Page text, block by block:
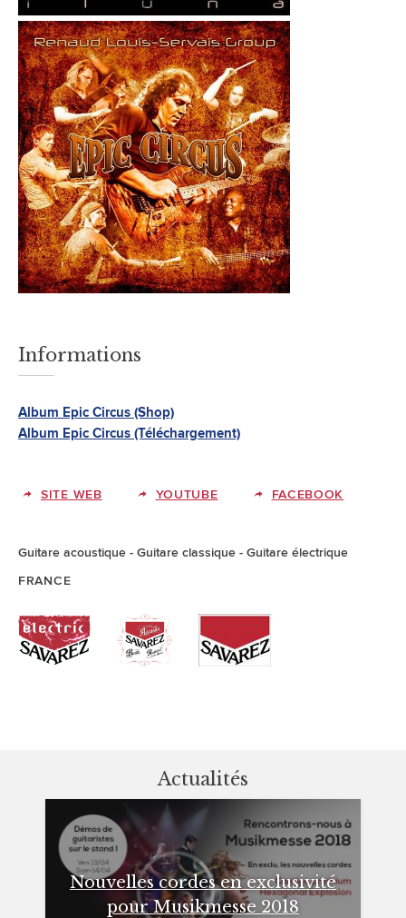
Informations
Album Epic Circus (Shop)
Album Epic Circus (Téléchargement)
SITE WEB YOUTUBE FACEBOOK
Guitare acoustique Guitare classique
Guitare électrique
FRANCE
Actualités
Nouvelles cordes en exclusivité
pour Musikmesse 2018